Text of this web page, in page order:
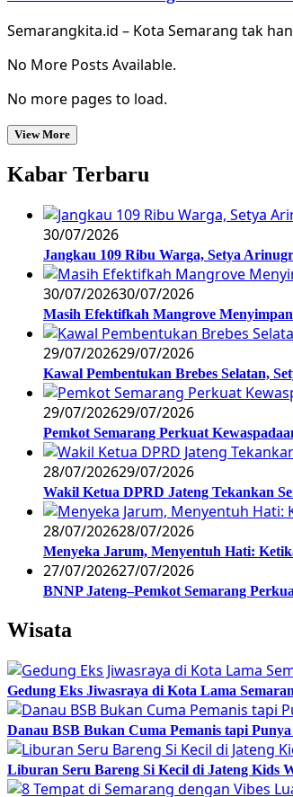
Semarangkita.id – Kota Semarang tak
No More Posts Available.
No more pages to load.
View More
Kabar Terbaru
30/07/2026
Jangkau 109 Ribu Warga, Setya
30/07/202630/07/2026
Masih Efektifkah Mangrove
29/07/202629/07/2026
Kawal Pembentukan Brebes Selatan,
29/07/202629/07/2026
Pemkot Semarang Perkuat
28/07/202629/07/2026
Wakil Ketua DPRD Jateng Tekankan
28/07/202628/07/2026
Menyeka Jarum, Menyentuh Hati:
27/07/202627/07/2026
BNNP Jateng–Pemkot Semarang
Wisata
Gedung Eks Jiwasraya di Kota Lama
Danau BSB Bukan Cuma Pemanis tapi
Liburan Seru Bareng Si Kecil di Jateng Kids